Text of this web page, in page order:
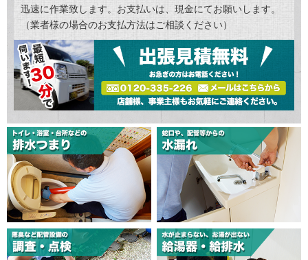
迅速に作業致します。お支払いは、現金にてお願いします。
（業者様の場合のお支払方法はご相談ください）